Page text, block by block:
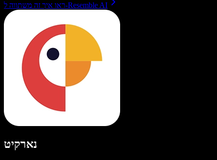
ראו איך זה משתווה ל-Resemble AI
נארקיט